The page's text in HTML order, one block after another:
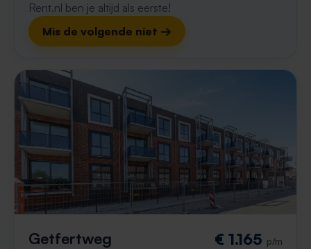
Rent.nl ben je altijd als eerste!
Mis de volgende niet →
Getfertweg € 1.165 p/m